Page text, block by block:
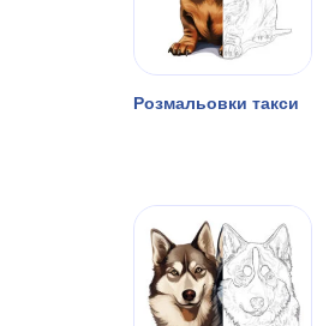
Розмальовки такси